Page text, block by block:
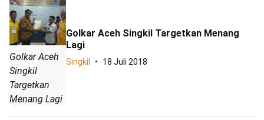
Golkar Aceh
Singkil
Targetkan
Menang Lagi
Golkar Aceh Singkil Targetkan Menang
Lagi
Singkil 18 Juli 2018